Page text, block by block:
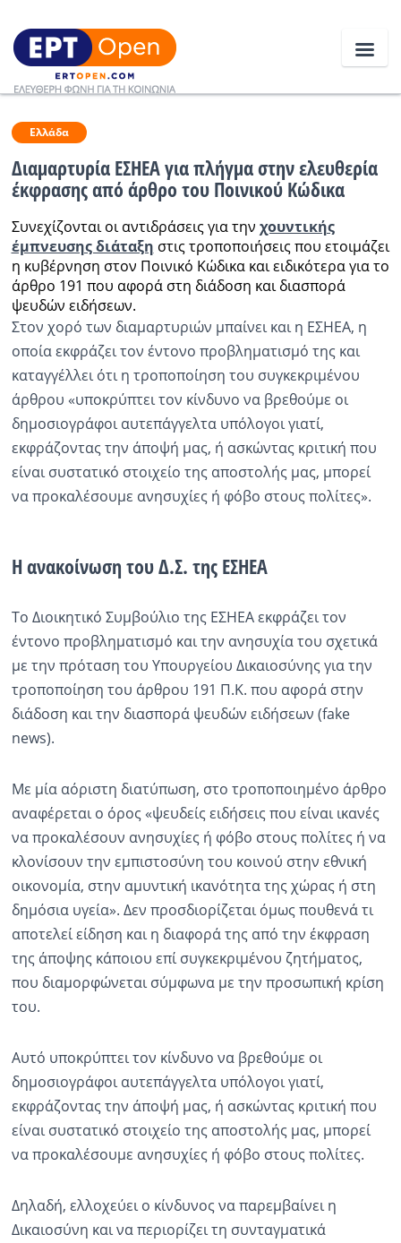
Ειδήσεις
Ελλάδα
Κοινωνία
Πολιτική
Οικονομία
Αθλητικά
Κόσμος
Ραδιόφωνο LIVE
Εκπομπές
Πολιτισμός
Ελλάδα
Διαμαρτυρία ΕΣΗΕΑ για πλήγμα στην ελευθερία
έκφρασης από άρθρο του Ποινικού Κώδικα
Συνεχίζονται οι αντιδράσεις για την χουντικής
έμπνευσης διάταξη στις τροποποιήσεις που ετοιμάζει
η κυβέρνηση στον Ποινικό Κώδικα και ειδικότερα για το
άρθρο 191 που αφορά στη διάδοση και διασπορά
ψευδών ειδήσεων.
Στον χορό των διαμαρτυριών μπαίνει και η ΕΣΗΕΑ, η
οποία εκφράζει τον έντονο προβληματισμό της και
καταγγέλλει ότι η τροποποίηση του συγκεκριμένου
άρθρου «υποκρύπτει τον κίνδυνο να βρεθούμε οι
δημοσιογράφοι αυτεπάγγελτα υπόλογοι γιατί,
εκφράζοντας την άποψή μας, ή ασκώντας κριτική που
είναι συστατικό στοιχείο της αποστολής μας, μπορεί
να προκαλέσουμε ανησυχίες ή φόβο στους πολίτες».
Η ανακοίνωση του Δ.Σ. της ΕΣΗΕΑ
Το Διοικητικό Συμβούλιο της ΕΣΗΕΑ εκφράζει τον
έντονο προβληματισμό και την ανησυχία του σχετικά
με την πρόταση του Υπουργείου Δικαιοσύνης για την
τροποποίηση του άρθρου 191 Π.Κ. που αφορά στην
διάδοση και την διασπορά ψευδών ειδήσεων (fake
news).
Με μία αόριστη διατύπωση, στο τροποποιημένο άρθρο
αναφέρεται ο όρος «ψευδείς ειδήσεις που είναι ικανές
να προκαλέσουν ανησυχίες ή φόβο στους πολίτες ή να
κλονίσουν την εμπιστοσύνη του κοινού στην εθνική
οικονομία, στην αμυντική ικανότητα της χώρας ή στη
δημόσια υγεία». Δεν προσδιορίζεται όμως πουθενά τι
αποτελεί είδηση και η διαφορά της από την έκφραση
της άποψης κάποιου επί συγκεκριμένου ζητήματος,
που διαμορφώνεται σύμφωνα με την προσωπική κρίση
του.
Αυτό υποκρύπτει τον κίνδυνο να βρεθούμε οι
δημοσιογράφοι αυτεπάγγελτα υπόλογοι γιατί,
εκφράζοντας την άποψή μας, ή ασκώντας κριτική που
είναι συστατικό στοιχείο της αποστολής μας, μπορεί
να προκαλέσουμε ανησυχίες ή φόβο στους πολίτες.
Δηλαδή, ελλοχεύει ο κίνδυνος να παρεμβαίνει η
Δικαιοσύνη και να περιορίζει τη συνταγματικά